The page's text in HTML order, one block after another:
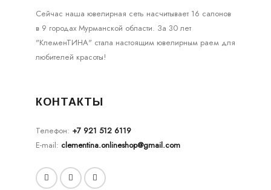
Сейчас наша ювелирная сеть насчитывает 16 салонов
в 9 городах Мурманской области. За 30 лет
"КлеменТИНА" стала настоящим ювелирным раем для
любителей красоты!
КОНТАКТЫ
Телефон: +7 921 512 6119
E-mail: clementina.onlineshop@gmail.com